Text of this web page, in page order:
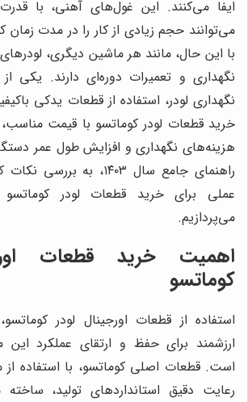
ایفا می‌کنند. این غول‌های آهنی، با
می‌توانند حجم زیادی از کار را در مدت زمان
با این حال، مانند هر ماشین دیگری، لودرهای
نگهداری و تعمیرات دوره‌ای دارند. یکی
نگهداری لودر، استفاده از قطعات یدکی
خرید قطعات لودر کوماتسو با قیمت
هزینه‌های نگهداری و افزایش طول عمر
راهنمای جامع سال ۱۴۰۳، به
عملی برای خرید قطعات لودر
می‌پردازیم.
اهمیت خرید قطعات
کوماتسو
استفاده از قطعات اورجینال لودر
ارزشمند برای حفظ و ارتقای عملکرد این
است. قطعات اصلی کوماتسو، با استفاده از
رعایت دقیق استانداردهای تولید،